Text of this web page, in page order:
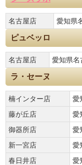
名古屋店 愛知県
ピュベッロ
名古屋店 愛知県
ラ・セーヌ
楠インター店
愛
藤が丘店
愛
御器所店
愛
新一宮店
愛
春日井店
愛